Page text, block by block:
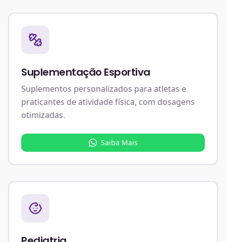
Suplementação Esportiva
Suplementos personalizados para atletas e
praticantes de atividade física, com dosagens
otimizadas.
Saiba Mais